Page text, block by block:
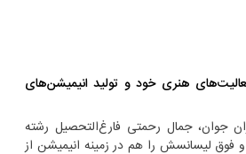
هنری خود و تولید انیمیشن‌های
جوان، جمال رحمتی فارغ‌التحصیل رشته
و فوق لیسانسش را هم در زمینه انیمیشن از